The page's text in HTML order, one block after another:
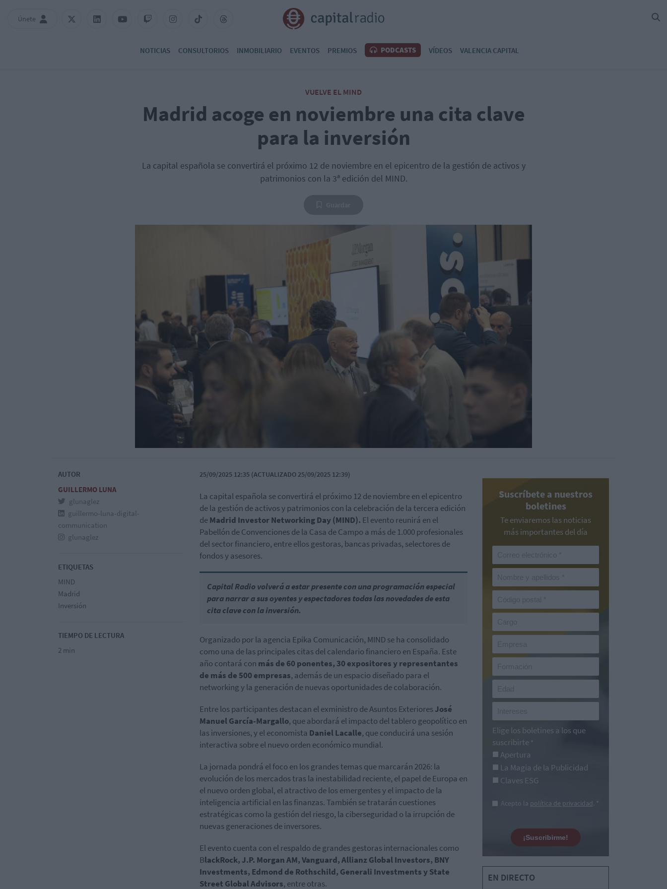
Únete
NOTICIAS CONSULTORIOS INMOBILIARIO EVENTOS PREMIOS PODCASTS VÍDEOS VALENCIA CAPITAL
VUELVE EL MIND
Madrid acoge en noviembre una cita clave
para la inversión
La capital española se convertirá el próximo 12 de noviembre en el epicentro de la gestión de activos y
patrimonios con la 3ª edición del MIND.
AUTOR
GUILLERMO LUNA
glunaglez
guillermo-luna-digital-
communication
glunaglez
ETIQUETAS
MIND
Madrid
Inversión
TIEMPO DE LECTURA
2 min
25/09/2025 12:35 (ACTUALIZADO 25/09/2025 12:39)
La capital española se convertirá el próximo 12 de noviembre en el epicentro
de la gestión de activos y patrimonios con la celebración de la tercera edición
deMadrid Investor Networking Day (MIND). El evento reunirá en el
Pabellón de Convenciones de la Casa de Campo a más de 1.000 profesionales
del sector financiero, entre ellos gestoras, bancas privadas, selectores de
fondos y asesores.
Capital Radio volverá a estar presente con una programación especial
para narrar a sus oyentes y espectadores todas las novedades de esta
cita clave con la inversión.
Organizado por la agencia Epika Comunicación, MIND se ha consolidado
como una de las principales citas del calendario financiero en España. Este
año contará con más de 60 ponentes, 30 expositores y representantes
de más de 500 empresas, además de un espacio diseñado para el
networking y la generación de nuevas oportunidades de colaboración.
Entre los participantes destacan el exministro de Asuntos ExterioresJosé
Manuel García-Margallo, que abordará el impacto del tablero geopolítico en
las inversiones, y el economista Daniel Lacalle, que conducirá una sesión
interactiva sobre el nuevo orden económico mundial.
La jornada pondrá el foco en los grandes temas que marcarán 2026: la
evolución de los mercados tras la inestabilidad reciente, el papel de Europa en
el nuevo orden global, el atractivo de los emergentes y el impacto de la
inteligencia artificial en las finanzas. También se tratarán cuestiones
estratégicas como la gestión del riesgo, la ciberseguridad o la irrupción de
nuevas generaciones de inversores.
El evento cuenta con el respaldo de grandes gestoras internacionales como
BlackRock, J.P. Morgan AM, Vanguard, Allianz Global Investors, BNY
Investments, Edmond de Rothschild, Generali Investments y State
Street Global Advisors, entre otras.
Suscríbete a nuestros
boletines
Te enviaremos las noticias
más importantes del día
Elige los boletines a los que
suscribirte *
Apertura
La Magia de la Publicidad
Claves ESG
Acepto la política de privacidad. *
¡Suscribirme!
EN DIRECTO